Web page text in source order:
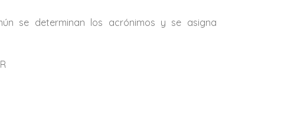
se determinan los acrónimos y se asigna
CA-SUR